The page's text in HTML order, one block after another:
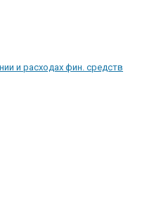
и расходах фин. средств